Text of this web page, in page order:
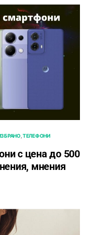
ТЕЛЕФОНИ
с ценa до 500
мнения